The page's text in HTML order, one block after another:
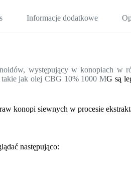
Informacje dodatkowe
występujący w konopiach
takie jak olej CBG 10% 1000 MG są
konopi siewnych w procesie
następująco: